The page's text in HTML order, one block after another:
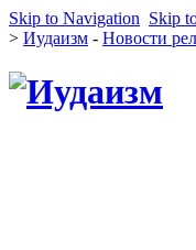
Skip to Navigation Skip
> Иудаизм - Новости